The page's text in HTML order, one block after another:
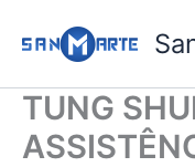
para
conteúdo
TUNG